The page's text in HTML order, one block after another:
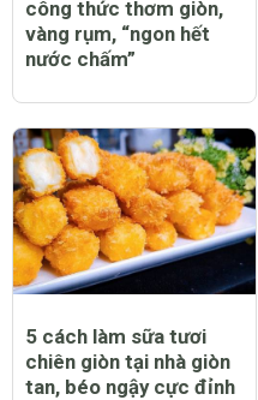
công thức thơm giòn,
vàng rụm, “ngon hết
nước chấm”
5 cách làm sữa tươi
chiên giòn tại nhà giòn
tan, béo ngậy cực đỉnh